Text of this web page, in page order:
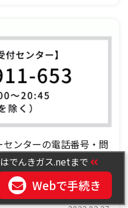
ンターの電話番号・問
合わせ・連絡先
でんきガス.netまで
Webで手続き